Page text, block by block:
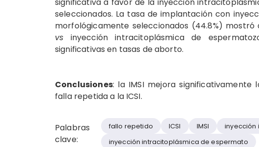
seleccionados. La tasa de implantación con
morfológicamente seleccionados (44.8%)
vs inyección intracitoplásmica de
significativas en tasas de aborto.
Conclusiones: la IMSI mejora
falla repetida a la ICSI.
Palabras
clave:
fallo repetido ICSI IMSI
inyección
inyección intracitoplásmica de espermato